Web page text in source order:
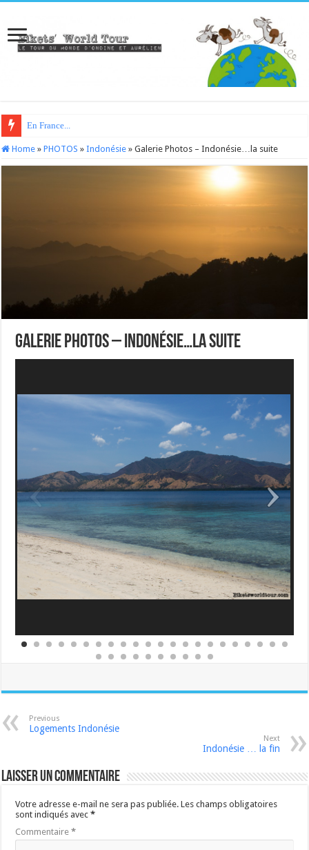
En France...
Home » PHOTOS » Indonésie » Galerie Photos – Indonésie…la suite
Galerie Photos – Indonésie…la suite
Previous
Logements Indonésie
Next
Indonésie … la fin
Laisser un commentaire
Votre adresse e-mail ne sera pas publiée. Les champs obligatoires
sont indiqués avec*
Commentaire*